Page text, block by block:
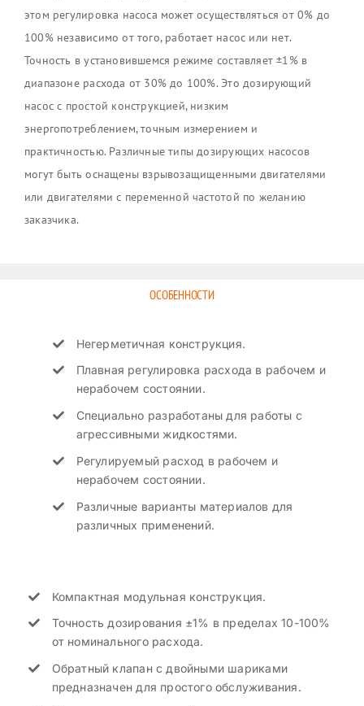
этом регулировка насоса может осуществляться от 0% до
100% независимо от того, работает насос или нет.
Точность в установившемся режиме составляет ±1% в
диапазоне расхода от 30% до 100%. Это дозирующий
насос с простой конструкцией, низким
энергопотреблением, точным измерением и
практичностью. Различные типы дозирующих насосов
могут быть оснащены взрывозащищенными двигателями
или двигателями с переменной частотой по желанию
заказчика.
ОСОБЕННОСТИ
Негерметичная конструкция.
Плавная регулировка расхода в рабочем и
нерабочем состоянии.
Специально разработаны для работы с
агрессивными жидкостями.
Регулируемый расход в рабочем и
нерабочем состоянии.
Различные варианты материалов для
различных применений.
Компактная модульная конструкция.
Точность дозирования ±1% в пределах 10-100%
от номинального расхода.
Обратный клапан с двойными шариками
предназначен для простого обслуживания.